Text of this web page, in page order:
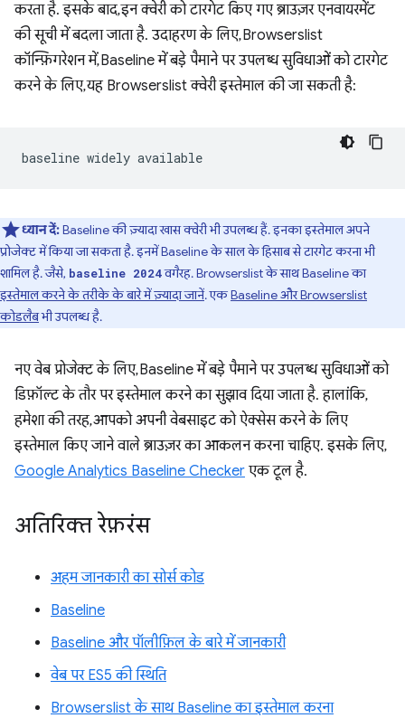
करता है. इसके बाद, इन क्वेरी को टारगेट किए गए ब्राउज़र एनवायरमेंट
की सूची में बदला जाता है. उदाहरण के लिए, Browserslist
कॉन्फ़िगरेशन में, Baseline में बड़े पैमाने पर उपलब्ध सुविधाओं को टारगेट
करने के लिए, यह Browserslist क्वेरी इस्तेमाल की जा सकती है:
ध्यान दें:Baseline की ज़्यादा खास क्वेरी भी उपलब्ध हैं. इनका इस्तेमाल अपने
प्रोजेक्ट में किया जा सकता है. इनमें Baseline के साल के हिसाब से टारगेट करना भी
शामिल है. जैसे, baseline 2024वगैरह. Browserslist के साथ Baseline का
इस्तेमाल करने के तरीके के बारे में ज़्यादा जानें. एकBaseline और Browserslist
कोडलैबभी उपलब्ध है.
नए वेब प्रोजेक्ट के लिए, Baseline में बड़े पैमाने पर उपलब्ध सुविधाओं को
डिफ़ॉल्ट के तौर पर इस्तेमाल करने का सुझाव दिया जाता है. हालांकि,
हमेशा की तरह, आपको अपनी वेबसाइट को ऐक्सेस करने के लिए
इस्तेमाल किए जाने वाले ब्राउज़र का आकलन करना चाहिए. इसके लिए,
Google Analytics Baseline Checker एक टूल है.
अतिरिक्त रेफ़रंस
अहम जानकारी का सोर्स कोड
Baseline
Baseline और पॉलीफ़िल के बारे में जानकारी
वेब पर ES5 की स्थिति
Browserslist के साथ Baseline का इस्तेमाल करना